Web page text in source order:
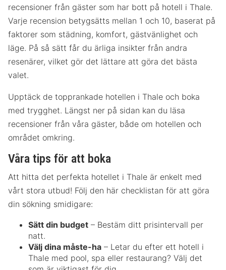
recensioner från gäster som har bott på hotell i Thale.
Varje recension betygsätts mellan 1 och 10, baserat på
faktorer som städning, komfort, gästvänlighet och
läge. På så sätt får du ärliga insikter från andra
resenärer, vilket gör det lättare att göra det bästa
valet.
Upptäck de topprankade hotellen i Thale och boka
med trygghet. Längst ner på sidan kan du läsa
recensioner från våra gäster, både om hotellen och
området omkring.
Våra tips för att boka
Att hitta det perfekta hotellet i Thale är enkelt med
vårt stora utbud! Följ den här checklistan för att göra
din sökning smidigare:
Sätt din budget – Bestäm ditt prisintervall per
natt.
Välj dina måste-ha – Letar du efter ett hotell i
Thale med pool, spa eller restaurang? Välj det